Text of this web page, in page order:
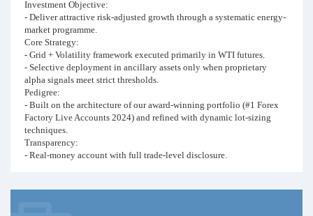
Investment Objective:
- Deliver attractive risk-adjusted growth through a systematic energy-
market programme.
Core Strategy:
- Grid + Volatility framework executed primarily in WTI futures.
- Selective deployment in ancillary assets only when proprietary
alpha signals meet strict thresholds.
Pedigree:
- Built on the architecture of our award-winning portfolio (#1 Forex
Factory Live Accounts 2024) and refined with dynamic lot-sizing
techniques.
Transparency:
- Real-money account with full trade-level disclosure.
Factory Live Accounts Leaderboard 2025.